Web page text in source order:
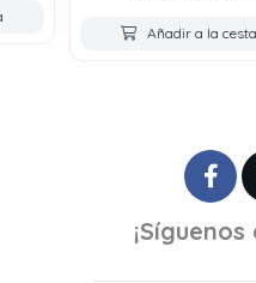
Añadir a la cesta